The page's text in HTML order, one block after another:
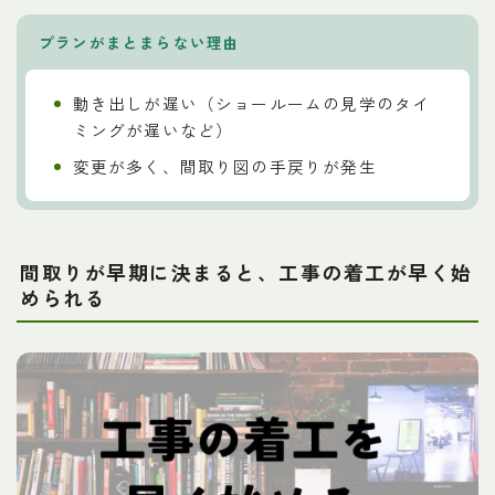
プランがまとまらない理由
動き出しが遅い（ショールームの見学のタイ
ミングが遅いなど）
変更が多く、間取り図の手戻りが発生
間取りが早期に決まると、工事の着工が早く始
められる